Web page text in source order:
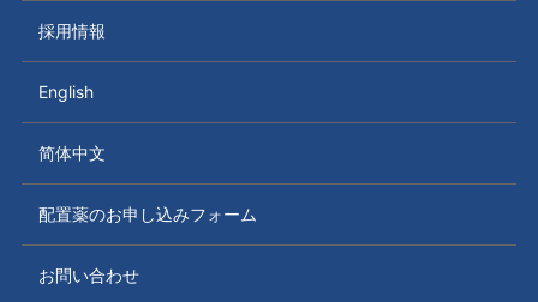
採用情報
English
简体中文
配置薬のお申し込みフォーム
お問い合わせ